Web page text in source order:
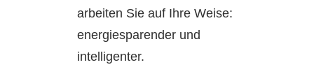
arbeiten Sie auf Ihre Weise:
energiesparender und
intelligenter.